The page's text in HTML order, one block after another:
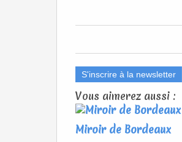
S'inscrire à la newsletter
Vous aimerez aussi :
Miroir de Bordeaux